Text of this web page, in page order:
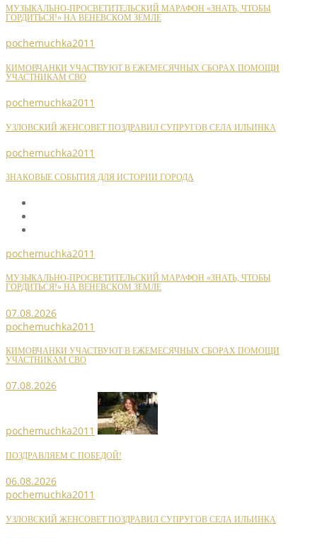
МУЗЫКАЛЬНО-ПРОСВЕТИТЕЛЬСКИЙ МАРАФОН «ЗНАТЬ, ЧТОБЫ
ГОРДИТЬСЯ!» НА ВЕНЕВСКОМ ЗЕМЛЕ
pochemuchka2011
КИМОВЧАНКИ УЧАСТВУЮТ В ЕЖЕМЕСЯЧНЫХ СБОРАХ ПОМОЩИ
УЧАСТНИКАМ СВО
pochemuchka2011
УЗЛОВСКИЙ ЖЕНСОВЕТ ПОЗДРАВИЛ СУПРУГОВ СЕЛА ИЛЬИНКА
pochemuchka2011
ЗНАКОВЫЕ СОБЫТИЯ ДЛЯ ИСТОРИИ ГОРОДА
pochemuchka2011
МУЗЫКАЛЬНО-ПРОСВЕТИТЕЛЬСКИЙ МАРАФОН «ЗНАТЬ, ЧТОБЫ
ГОРДИТЬСЯ!» НА ВЕНЕВСКОМ ЗЕМЛЕ
07.08.2026
pochemuchka2011
КИМОВЧАНКИ УЧАСТВУЮТ В ЕЖЕМЕСЯЧНЫХ СБОРАХ ПОМОЩИ
УЧАСТНИКАМ СВО
07.08.2026
pochemuchka2011
ПОЗДРАВЛЯЕМ С ПОБЕДОЙ!
06.08.2026
pochemuchka2011
УЗЛОВСКИЙ ЖЕНСОВЕТ ПОЗДРАВИЛ СУПРУГОВ СЕЛА ИЛЬИНКА